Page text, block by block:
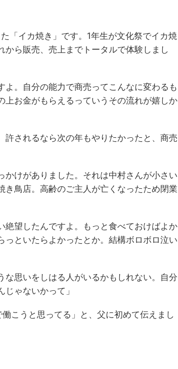
「イカ焼き」です。1年生が文化祭でイカ焼
ら販売、売上までトータルで体験しまし
よ。自分の能力で商売ってこんなに変わるも
お金がもらえるっていうその流れが嬉しか
されるなら次の年もやりたかったと、商売
けがありました。それは中村さんが小さい
鳥店。高齢のご主人が亡くなったため閉業
絶望したんですよ。もっと食べておけばよか
といたらよかったとか。結構ボロボロ泣い
な思いをしはる人がいるかもしれない。自分
ゃないかって」
こうと思ってる」と、父に初めて伝えまし